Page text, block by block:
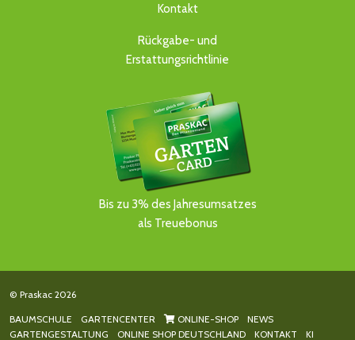
Kontakt
Rückgabe- und
Erstattungsrichtlinie
Bis zu 3% des Jahresumsatzes
als Treuebonus
© Praskac 2026
BAUMSCHULE GARTENCENTER ONLINE-SHOP
NEWS
GARTENGESTALTUNG
ONLINE SHOP DEUTSCHLAND KONTAKT KI